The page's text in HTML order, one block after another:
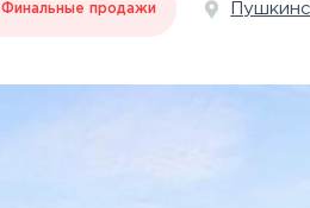
Финальные продажи